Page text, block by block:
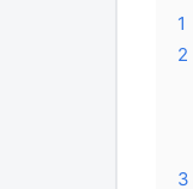
1
2
3